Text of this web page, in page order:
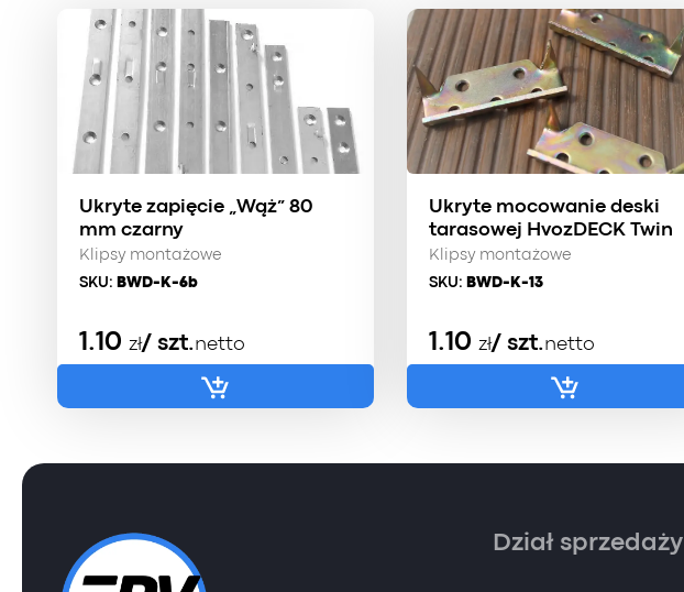
Ukryte zapięcie „Wąż” 80
mm czarny
Klipsy montażowe
SKU: BWD-K-6b
1.10 zł/ szt.netto
Ukryte mocowanie deski
tarasowej HvozDECK Twin
Klipsy montażowe
SKU: BWD-K-13
1.10 zł/ szt.netto
Dział sprzedaży